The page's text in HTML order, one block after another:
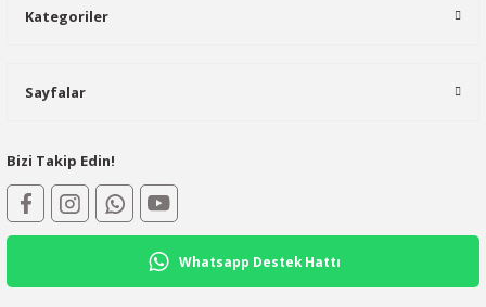
Kategoriler
Sayfalar
Bizi Takip Edin!
Whatsapp Destek Hattı